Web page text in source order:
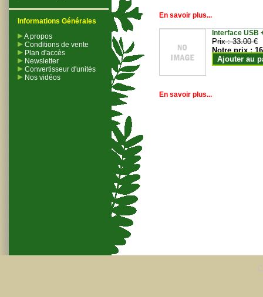
Informations Générales
A propos
Conditions de vente
Plan d'accès
Newsletter
Convertisseur d'unités
Nos vidéos
En savoir plus...
Interface USB
Prix :33.00 €
Notre prix :
Ajouter au
En savoir plus...